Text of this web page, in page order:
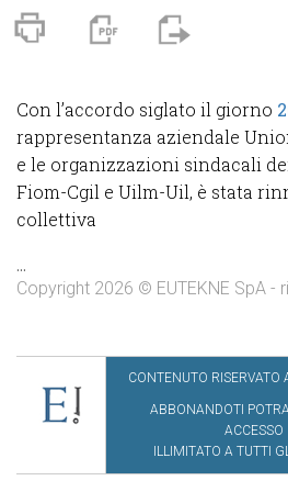
Con l’accordo siglato il giorno
rappresentanza aziendale
e le organizzazioni sindacali
Fiom-Cgil e Uilm-Uil, è stata
collettiva
...
Copyright 2026 © EUTEKNE SpA -
CONTENUTO RISERVATO
ABBONANDOTI
ACCESSO
ILLIMITATO A TUTTI